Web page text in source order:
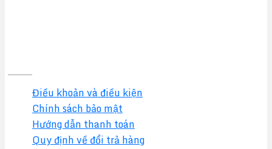
Điều khoản và điều kiện
Chính sách bảo mật
Hướng dẫn thanh toán
Quy định về đổi trả hàng